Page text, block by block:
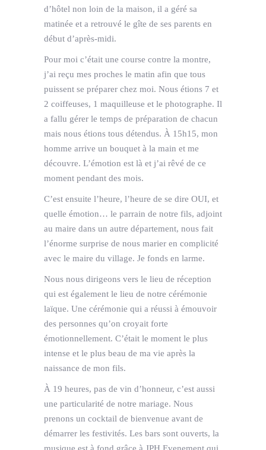
d’hôtel non loin de la maison, il a géré sa
matinée et a retrouvé le gîte de ses parents en
début d’après-midi.
Pour moi c’était une course contre la montre,
j’ai reçu mes proches le matin afin que tous
puissent se préparer chez moi. Nous étions 7 et
2 coiffeuses, 1 maquilleuse et le photographe. Il
a fallu gérer le temps de préparation de chacun
mais nous étions tous détendus. À 15h15, mon
homme arrive un bouquet à la main et me
découvre. L’émotion est là et j’ai rêvé de ce
moment pendant des mois.
C’est ensuite l’heure, l’heure de se dire OUI, et
quelle émotion… le parrain de notre fils, adjoint
au maire dans un autre département, nous fait
l’énorme surprise de nous marier en complicité
avec le maire du village. Je fonds en larme.
Nous nous dirigeons vers le lieu de réception
qui est également le lieu de notre cérémonie
laïque. Une cérémonie qui a réussi à émouvoir
des personnes qu’on croyait forte
émotionnellement. C’était le moment le plus
intense et le plus beau de ma vie après la
naissance de mon fils.
À 19 heures, pas de vin d’honneur, c’est aussi
une particularité de notre mariage. Nous
prenons un cocktail de bienvenue avant de
démarrer les festivités. Les bars sont ouverts, la